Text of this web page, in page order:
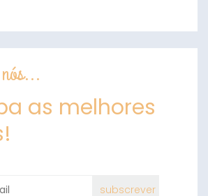
as melhores